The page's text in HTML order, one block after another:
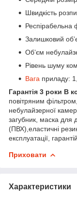
Швидкість
Респірабельна
Залишковий
Об’єм
Рівень шуму
Вага приладу:
Гарантія 3 роки В
повітряним
небулайзерної
загубник, маска для
(ПВХ),еластичні
експлуатації,
Приховати
Характеристики